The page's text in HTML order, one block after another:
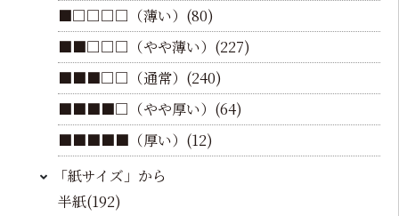
■□□□□（薄い）(80)
■■□□□（やや薄い）(227)
■■■□□（通常）(240)
■■■■□（やや厚い）(64)
■■■■■（厚い）(12)
「紙サイズ」から
半紙(192)